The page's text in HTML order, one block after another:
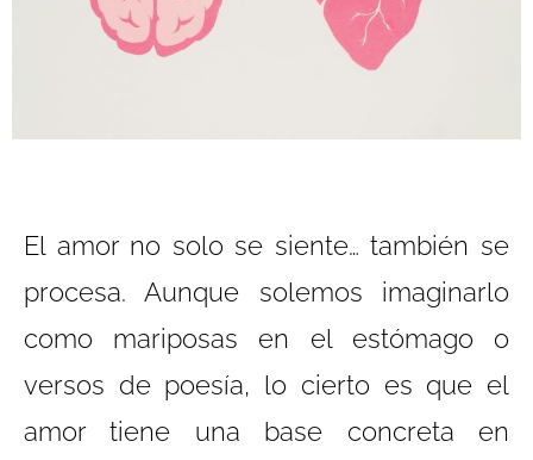
El amor no solo se siente… también se
procesa. Aunque solemos imaginarlo
como mariposas en el estómago o
versos de poesía, lo cierto es que el
amor tiene una base concreta en